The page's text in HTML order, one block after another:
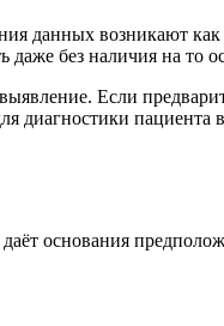
данных возникают как
даже без наличия на то
Если
диагностики пациента
основания